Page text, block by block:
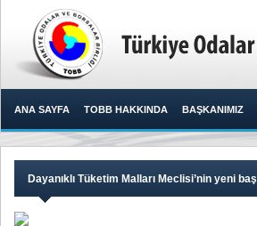
ANA SAYFA TOBB HAKKINDA BAŞKANIMIZ
Dayanıklı Tüketim Malları Meclisi’nin yeni